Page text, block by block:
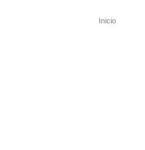
Inicio